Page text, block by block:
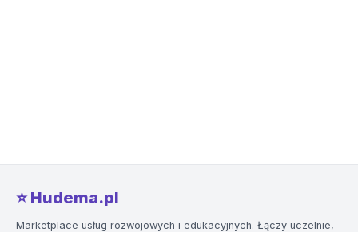
⭐️ Hudema.pl
Marketplace usług rozwojowych i edukacyjnych. Łączy uczelnie,